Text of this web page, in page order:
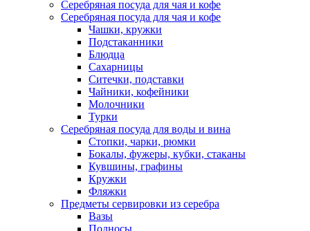
Серебряная посуда для чая и кофе
Серебряная посуда для чая и кофе
Чашки, кружки
Подстаканники
Блюдца
Сахарницы
Ситечки, подставки
Чайники, кофейники
Молочники
Турки
Серебряная посуда для воды и вина
Стопки, чарки, рюмки
Бокалы, фужеры, кубки, стаканы
Кувшины, графины
Кружки
Фляжки
Предметы сервировки из серебра
Вазы
Подносы